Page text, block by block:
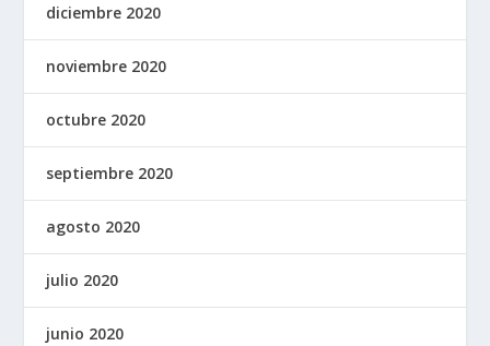
diciembre 2020
noviembre 2020
octubre 2020
septiembre 2020
agosto 2020
julio 2020
junio 2020